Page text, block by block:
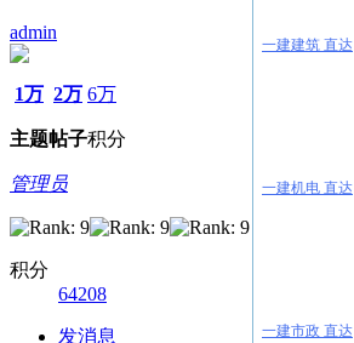
admin
1万
主题
2万
帖子
6万
积分
管理员
积分
64208
发消息
一建建筑 直达
一建机电 直达
一建市政 直达